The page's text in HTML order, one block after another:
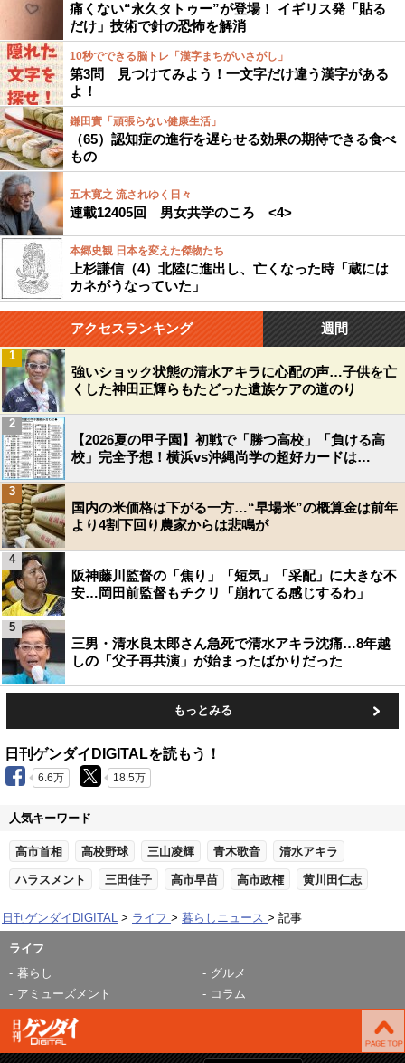
痛くない“永久タトゥー”が登場！ イギリス発「貼る
だけ」技術で針の恐怖を解消
10秒でできる脳トレ「漢字まちがいさがし」
第3問 見つけてみよう！一文字だけ違う漢字がある
よ！
鎌田實「頑張らない健康生活」
（65）認知症の進行を遅らせる効果の期待できる食べ
もの
五木寛之 流されゆく日々
連載12405回 男女共学のころ <4>
本郷史観 日本を変えた傑物たち
上杉謙信（4）北陸に進出し、亡くなった時「蔵には
カネがうなっていた」
アクセスランキング 週間
強いショック状態の清水アキラに心配の声…子供を亡
くした神田正輝らもたどった遺族ケアの道のり
1
【2026夏の甲子園】初戦で「勝つ高校」「負ける高
校」完全予想！横浜vs沖縄尚学の超好カードは…
2
国内の米価格は下がる一方…“早場米”の概算金は前年
より4割下回り農家からは悲鳴が
3
阪神藤川監督の「焦り」「短気」「采配」に大きな不
安…岡田前監督もチクリ「崩れてる感じするわ」
4
三男・清水良太郎さん急死で清水アキラ沈痛…8年越
しの「父子再共演」が始まったばかりだった
5
もっとみる
日刊ゲンダイDIGITALを読もう！
6.6万 18.5万
人気キーワード
高市首相 高校野球 三山凌輝 青木歌音 清水アキラ
ハラスメント 三田佳子 高市早苗 高市政権 黄川田仁志
日刊ゲンダイDIGITAL ライフ 暮らしニュース 記事
ライフ
暮らし
グルメ
アミューズメント
コラム